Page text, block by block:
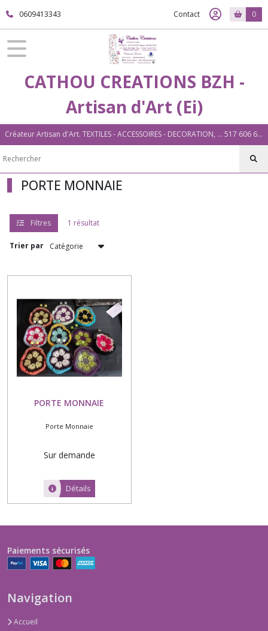
0609413343 Contact 0
CATHOU CREATIONS BZH -
Artisan d'Art (Ei)
Créateur Artisan d'Art. TEXTILES - ACCESSOIRES - DECORATION, ... 517 606 604 00026 Plouigneau (29)
PORTE MONNAIE
Filtres 1 résultat
Trier par
PORTE MONNAIE
Porte Monnaie
Sur demande
Détails
Fermer
FILTRES
MARQUES
PAGES
CLES
(7)
JETONS
PORTE
MONNAIE
(1)
SACS
Paiements sécurisés
Navigation
Accueil